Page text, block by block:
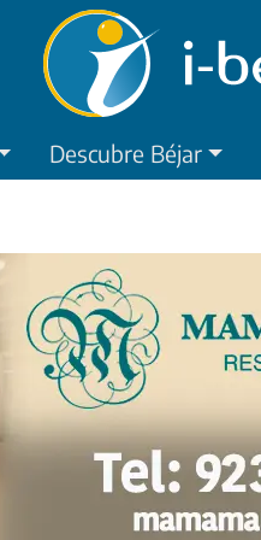
Descubre Béjar